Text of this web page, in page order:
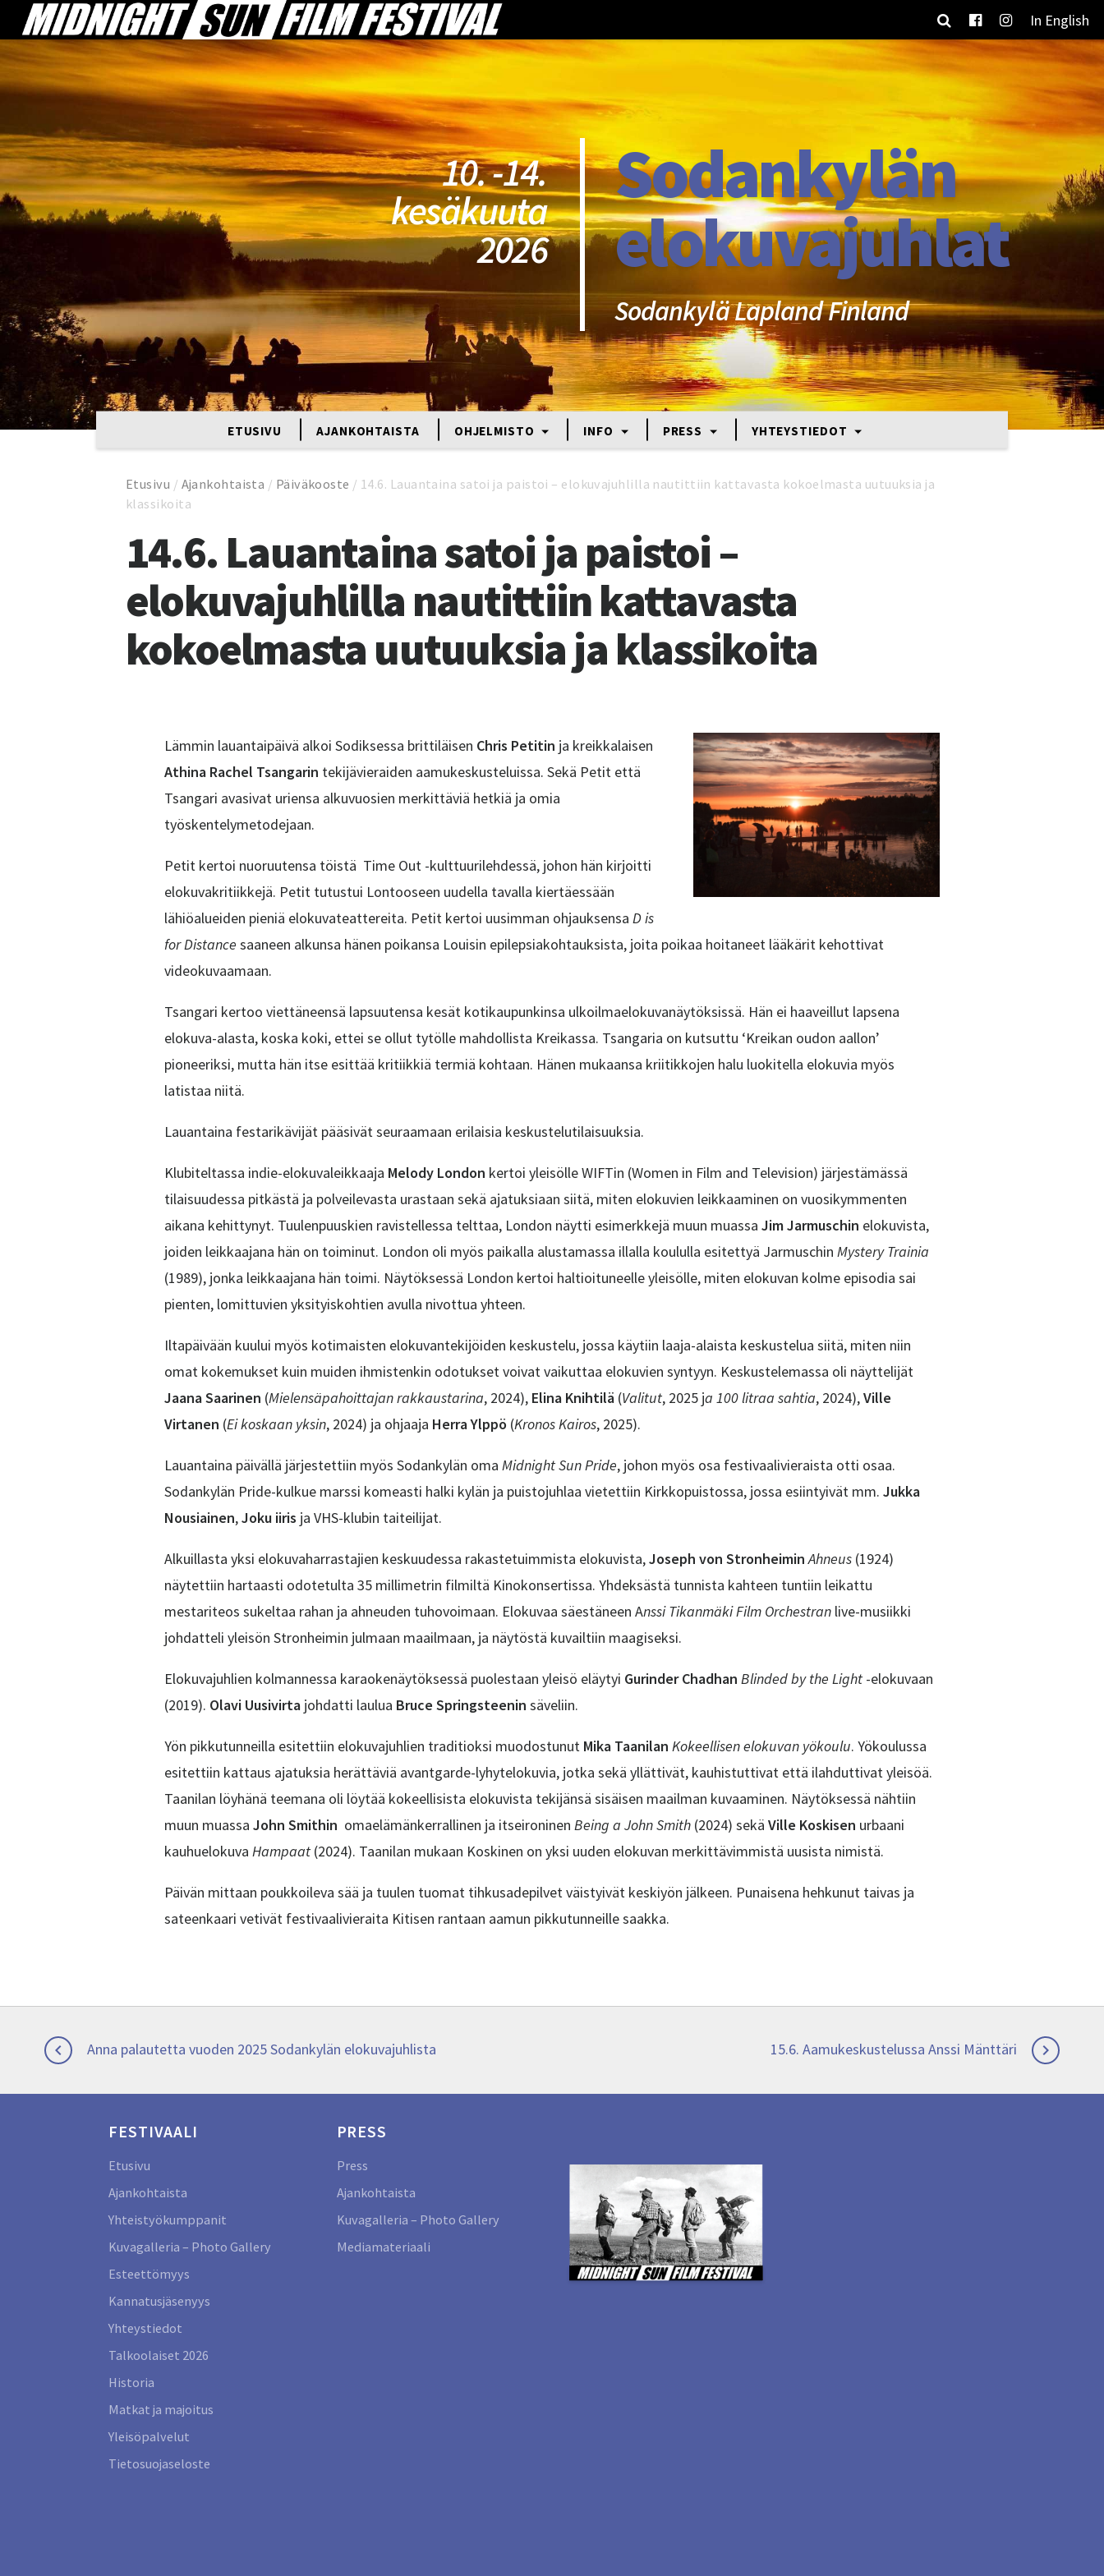
In English
10. -14.
kesäkuuta
2026
Sodankylän
elokuvajuhlat
Sodankylä Lapland Finland
ETUSIVU AJANKOHTAISTA OHJELMISTO INFO PRESS YHTEYSTIEDOT
Etusivu / Ajankohtaista / Päiväkooste / 14.6. Lauantaina satoi ja paistoi – elokuvajuhlilla nautittiin kattavasta kokoelmasta uutuuksia ja
klassikoita
14.6. Lauantaina satoi ja paistoi –
elokuvajuhlilla nautittiin kattavasta
kokoelmasta uutuuksia ja klassikoita
Lämmin lauantaipäivä alkoi Sodiksessa brittiläisen Chris Petitin ja kreikkalaisen
Athina Rachel Tsangarin tekijävieraiden aamukeskusteluissa. Sekä Petit että
Tsangari avasivat uriensa alkuvuosien merkittäviä hetkiä ja omia
työskentelymetodejaan.
Petit kertoi nuoruutensa töistä Time Out -kulttuurilehdessä, johon hän kirjoitti
elokuvakritiikkejä. Petit tutustui Lontooseen uudella tavalla kiertäessään
lähiöalueiden pieniä elokuvateattereita. Petit kertoi uusimman ohjauksensaD is
for Distance saaneen alkunsa hänen poikansa Louisin epilepsiakohtauksista, joita poikaa hoitaneet lääkärit kehottivat
videokuvaamaan.
Tsangari kertoo viettäneensä lapsuutensa kesät kotikaupunkinsa ulkoilmaelokuvanäytöksissä. Hän ei haaveillut lapsena
elokuva-alasta, koska koki, ettei se ollut tytölle mahdollista Kreikassa. Tsangaria on kutsuttu ‘Kreikan oudon aallon’
pioneeriksi, mutta hän itse esittää kritiikkiä termiä kohtaan. Hänen mukaansa kriitikkojen halu luokitella elokuvia myös
latistaa niitä.
Lauantaina festarikävijät pääsivät seuraamaan erilaisia keskustelutilaisuuksia.
Klubiteltassa indie-elokuvaleikkaaja Melody London kertoi yleisölle WIFTin (Women in Film and Television) järjestämässä
tilaisuudessa pitkästä ja polveilevasta urastaan sekä ajatuksiaan siitä, miten elokuvien leikkaaminen on vuosikymmenten
aikana kehittynyt. Tuulenpuuskien ravistellessa telttaa, London näytti esimerkkejä muun muassaJim Jarmuschin elokuvista,
joiden leikkaajana hän on toiminut. London oli myös paikalla alustamassa illalla koululla esitettyä JarmuschinMystery Trainia
(1989), jonka leikkaajana hän toimi. Näytöksessä London kertoi haltioituneelle yleisölle, miten elokuvan kolme episodia sai
pienten, lomittuvien yksityiskohtien avulla nivottua yhteen.
Iltapäivään kuului myös kotimaisten elokuvantekijöiden keskustelu, jossa käytiin laaja-alaista keskustelua siitä, miten niin
omat kokemukset kuin muiden ihmistenkin odotukset voivat vaikuttaa elokuvien syntyyn. Keskustelemassa oli näyttelijät
Jaana Saarinen (Mielensäpahoittajan rakkaustarina, 2024), Elina Knihtilä (Valitut, 2025 ja 100 litraa sahtia, 2024),Ville
Virtanen (Ei koskaan yksin, 2024) ja ohjaaja Herra Ylppö (Kronos Kairos, 2025).
Lauantaina päivällä järjestettiin myös Sodankylän omaMidnight Sun Pride, johon myös osa festivaalivieraista otti osaa.
Sodankylän Pride-kulkue marssi komeasti halki kylän ja puistojuhlaa vietettiin Kirkkopuistossa, jossa esiintyivät mm.Jukka
Nousiainen,Joku iiris ja VHS-klubin taiteilijat.
Alkuillasta yksi elokuvaharrastajien keskuudessa rakastetuimmista elokuvista,Joseph von Stronheimin Ahneus (1924)
näytettiin hartaasti odotetulta 35 millimetrin filmiltä Kinokonsertissa. Yhdeksästä tunnista kahteen tuntiin leikattu
mestariteos sukeltaa rahan ja ahneuden tuhovoimaan. Elokuvaa säestäneen Anssi Tikanmäki Film Orchestran live-musiikki
johdatteli yleisön Stronheimin julmaan maailmaan, ja näytöstä kuvailtiin maagiseksi.
Elokuvajuhlien kolmannessa karaokenäytöksessä puolestaan yleisö eläytyi Gurinder ChadhanBlinded by the Light -elokuvaan
(2019). Olavi Uusivirta johdatti laulua Bruce Springsteenin säveliin.
Yön pikkutunneilla esitettiin elokuvajuhlien traditioksi muodostunut Mika Taanilan Kokeellisen elokuvan yökoulu. Yökoulussa
esitettiin kattaus ajatuksia herättäviä avantgarde-lyhytelokuvia, jotka sekä yllättivät, kauhistuttivat että ilahduttivat yleisöä.
Taanilan löyhänä teemana oli löytää kokeellisista elokuvista tekijänsä sisäisen maailman kuvaaminen. Näytöksessä nähtiin
muun muassaJohn Smithin omaelämänkerrallinen ja itseironinenBeing a John Smith (2024) sekäVille Koskisen urbaani
kauhuelokuvaHampaat (2024). Taanilan mukaan Koskinen on yksi uuden elokuvan merkittävimmistä uusista nimistä.
Päivän mittaan poukkoileva sää ja tuulen tuomat tihkusadepilvet väistyivät keskiyön jälkeen. Punaisena hehkunut taivas ja
sateenkaari vetivät festivaalivieraita Kitisen rantaan aamun pikkutunneille saakka.
Artikkelien
selaus

Previous
Anna palautetta vuoden 2025 Sodankylän elokuvajuhlista 
Next
15.6. Aamukeskustelussa Anssi Mänttäri
FESTIVAALI
Etusivu
Ajankohtaista
Yhteistyökumppanit
Kuvagalleria – Photo Gallery
Esteettömyys
Kannatusjäsenyys
Yhteystiedot
Talkoolaiset 2026
Historia
Matkat ja majoitus
Yleisöpalvelut
Tietosuojaseloste
PRESS
Press
Ajankohtaista
Kuvagalleria – Photo Gallery
Mediamateriaali